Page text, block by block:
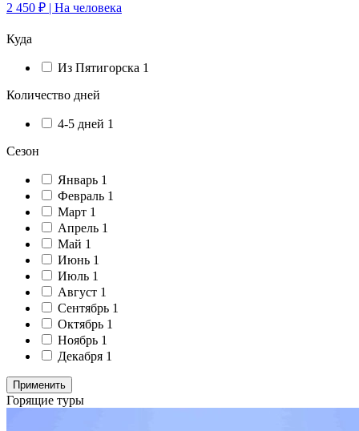
2 450 ₽ | На человека
Куда
Из Пятигорска 1
Количество дней
4-5 дней 1
Сезон
Январь 1
Февраль 1
Март 1
Апрель 1
Май 1
Июнь 1
Июль 1
Август 1
Сентябрь 1
Октябрь 1
Ноябрь 1
Декабря 1
Применить
Горящие туры